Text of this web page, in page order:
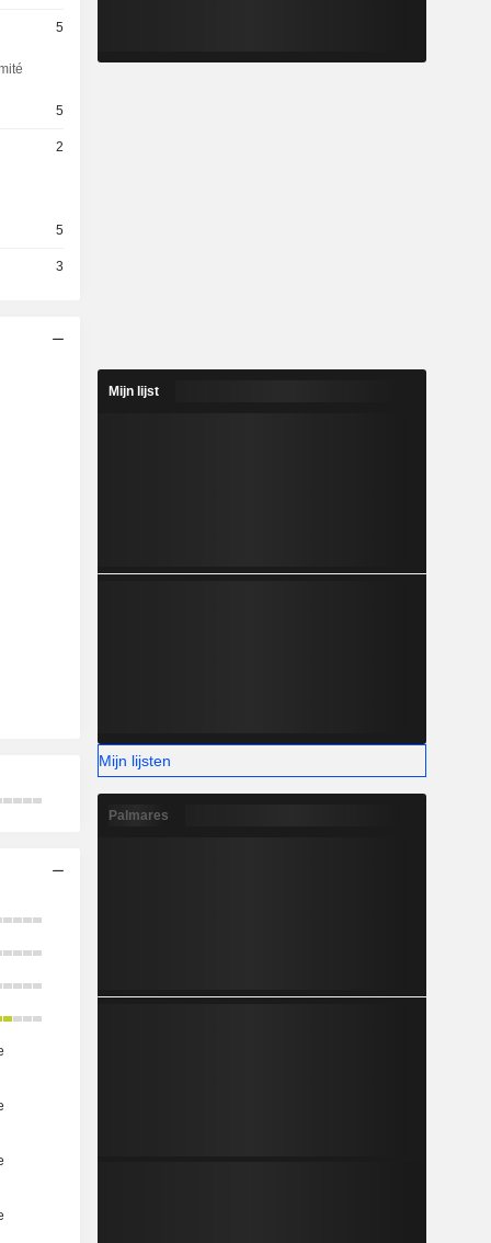
5
5
2
5
3
Mijn lijst
Mijn lijsten
Palmares